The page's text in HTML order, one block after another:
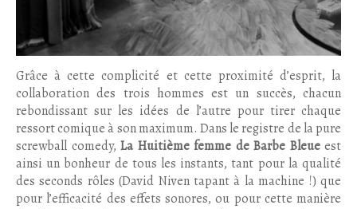
Grâce à cette complicité et cette proximité d’esprit, la
collaboration des trois hommes est un succès, chacun
rebondissant sur les idées de l’autre pour tirer chaque
ressort comique à son maximum. Dans le registre de la pure
screwball comedy, La Huitième femme de Barbe Bleue est
ainsi un bonheur de tous les instants, tant pour la qualité
des seconds rôles (David Niven tapant à la machine !) que
pour l’efficacité des effets sonores, ou pour cette manière